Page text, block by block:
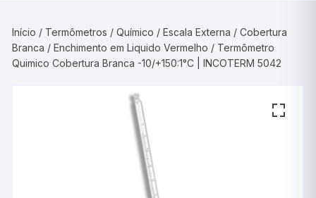
Início / Termômetros /Químico /Escala Externa /Cobertura
Branca /Enchimento em Liquido Vermelho / Termômetro
Quimico Cobertura Branca -10/+150:1°C | INCOTERM 5042